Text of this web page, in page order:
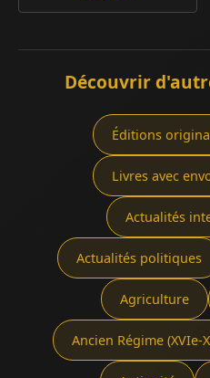
Découvrir
Éditions
Livres avec
Actualités
Actualités politiques
Agriculture
Ancien Régime (XVIe-